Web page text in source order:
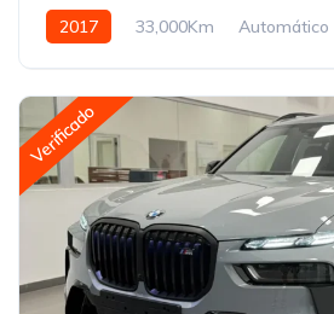
2017 33,000Km Automático
Verificado